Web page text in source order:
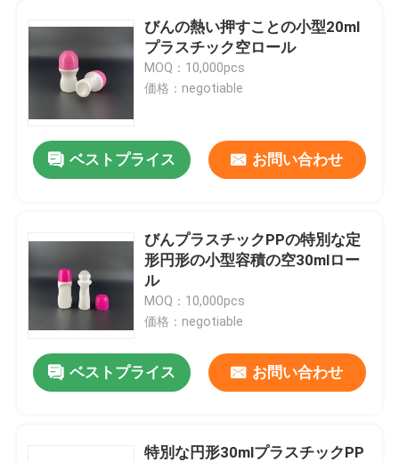
びんの熱い押すことの小型20ml
プラスチック空ロール
MOQ：10,000pcs
価格：negotiable
ベストプライス お問い合わせ
びんプラスチックPPの特別な定
形円形の小型容積の空30mlロー
ル
MOQ：10,000pcs
価格：negotiable
ベストプライス お問い合わせ
特別な円形30mlプラスチックPP